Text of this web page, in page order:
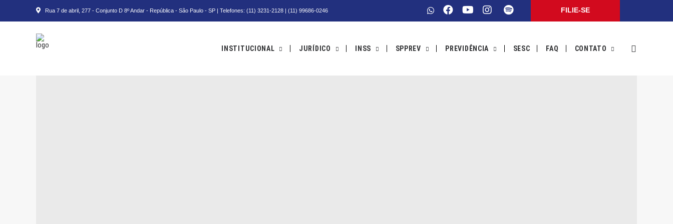
Rua 7 de abril, 277 - Conjunto D 8º Andar - República - São Paulo - SP | Telefones: (11) 3231-2128 | (11) 99686-0246 FILIE-SE
INSTITUCIONAL JURÍDICO INSS SPPREV PREVIDÊNCIA SESC FAQ CONTATO